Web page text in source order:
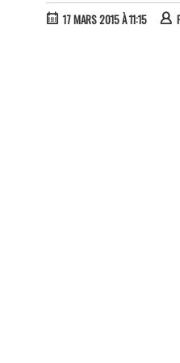
17 MARS 2015 À 11:15